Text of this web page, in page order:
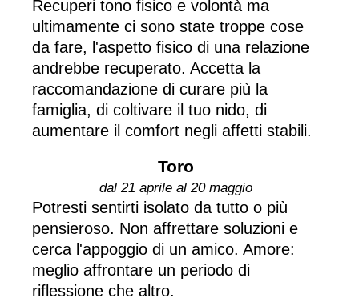
Recuperi tono fisico e volontà ma
ultimamente ci sono state troppe cose
da fare, l'aspetto fisico di una relazione
andrebbe recuperato. Accetta la
raccomandazione di curare più la
famiglia, di coltivare il tuo nido, di
aumentare il comfort negli affetti stabili.
Toro
dal 21 aprile al 20 maggio
Potresti sentirti isolato da tutto o più
pensieroso. Non affrettare soluzioni e
cerca l'appoggio di un amico. Amore:
meglio affrontare un periodo di
riflessione che altro.